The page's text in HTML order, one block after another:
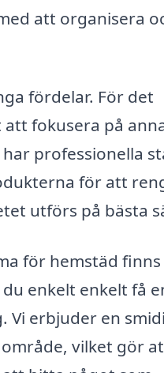
att organisera
fördelar. För det
fokusera på
professionella
för att
utförs på bästa
för hemstäd
enkelt enkelt få
Vi erbjuder en
vilket gör